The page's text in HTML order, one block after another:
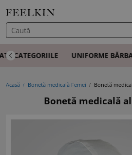
CATEGORIILE UNIFORME
Acasă Bonetă medicală Femei Bonetă
Bonetă medicală